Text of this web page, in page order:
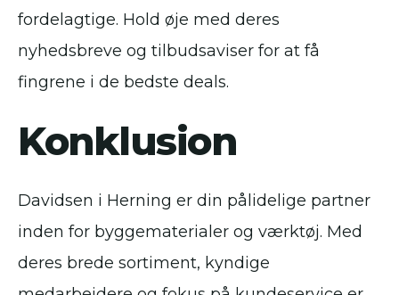
fordelagtige. Hold øje med deres
nyhedsbreve og tilbudsaviser for at få
fingrene i de bedste deals.
Konklusion
Davidsen i Herning er din pålidelige partner
inden for byggematerialer og værktøj. Med
deres brede sortiment, kyndige